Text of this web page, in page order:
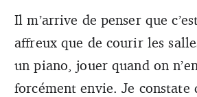
Il m’arrive de penser que
affreux que de courir les
un piano, jouer quand on
forcément envie. Je constate